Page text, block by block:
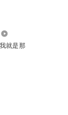
我就是那